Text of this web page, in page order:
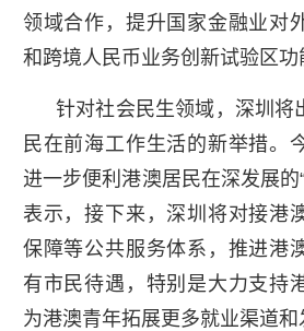
领域合作，提升国家金融业对
和跨境人民币业务创新试验区功
针对社会民生领域，深圳将
民在前海工作生活的新举措。
进一步便利港澳居民在深发展的
表示，接下来，深圳将对接港
保障等公共服务体系，推进港
有市民待遇，特别是大力支持
为港澳青年拓展更多就业渠道和